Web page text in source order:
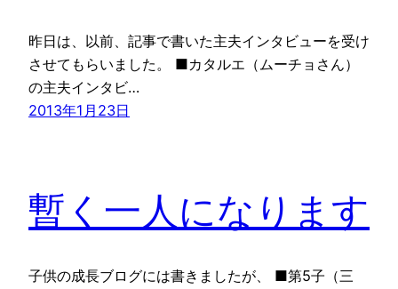
昨日は、以前、記事で書いた主夫インタビューを受け
させてもらいました。 ■カタルエ（ムーチョさん）
の主夫インタビ…
2013年1月23日
暫く一人になります
子供の成長ブログには書きましたが、 ■第5子（三